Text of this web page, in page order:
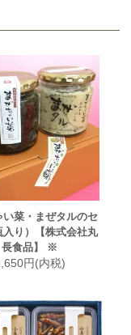
い菜・まぜタルのセ
入り）【株式会社丸
長食品】 ※
円(内税)